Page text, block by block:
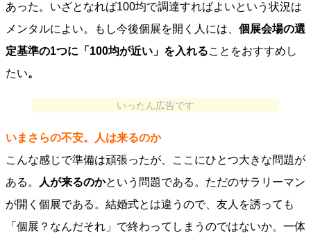
あった。いざとなれば100均で調達すればよいという状況は
メンタルによい。もし今後個展を開く人には、 個展会場の選
定基準の1つに「100均が近い」を入れることをおすすめし
たい。
いったん広告です
いまさらの不安。人は来るのか
こんな感じで準備は頑張ったが、ここにひとつ大きな問題が
ある。
人が来るのかという問題である。ただのサラリーマン
が開く個展である。結婚式とは違うので、友人を誘っても
「個展？なんだそれ」で終わってしまうのではないか。一体